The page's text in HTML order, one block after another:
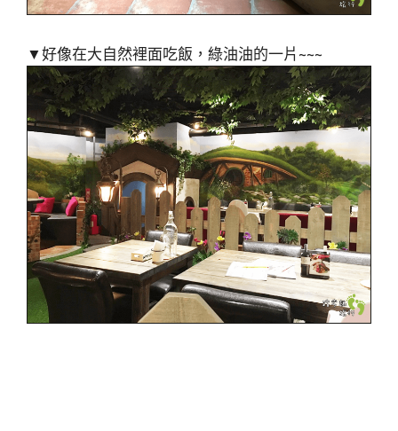
▼好像在大自然裡面吃飯，綠油油的一片~~~